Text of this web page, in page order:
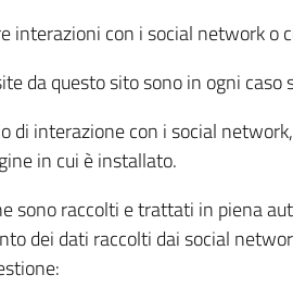
interazioni con i social network
da questo sito sono in ogni
di interazione con i social
in cui è installato.
sono raccolti e trattati in piena
dei dati raccolti dai social